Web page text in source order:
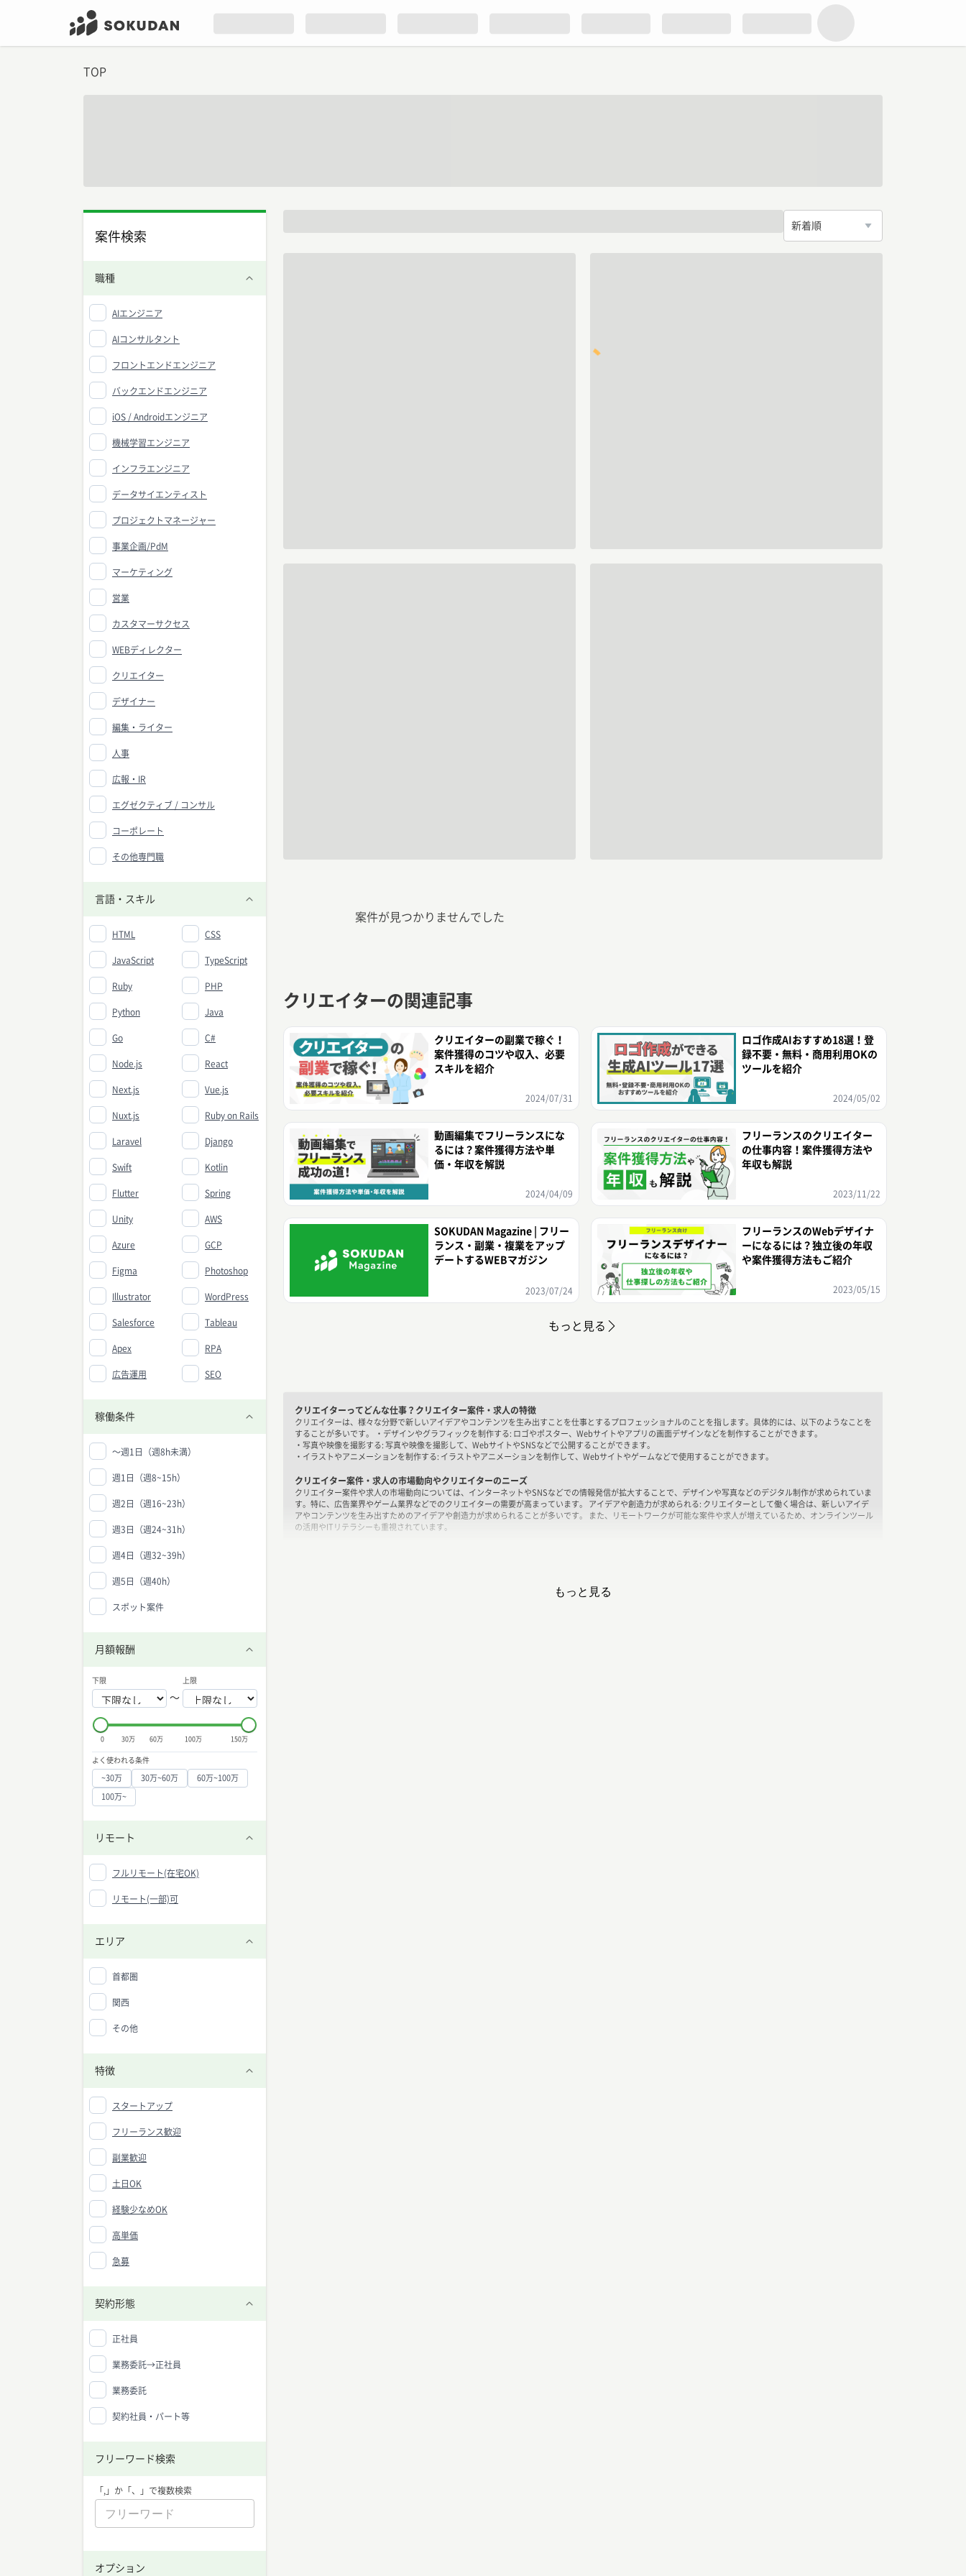
TOP
案件が見つかりませんでした
クリエイターの関連記事
クリエイターの副業で稼ぐ！
案件獲得のコツや収入、必要
スキルを紹介
2024/07/31
ロゴ作成AIおすすめ18選！登
録不要・無料・商用利用OKの
ツールを紹介
2024/05/02
動画編集でフリーランスにな
るには？案件獲得方法や単
価・年収を解説
2024/04/09
フリーランスのクリエイター
の仕事内容！案件獲得方法や
年収も解説
2023/11/22
SOKUDAN Magazine | フリー
ランス・副業・複業をアップ
デートするWEBマガジン
2023/07/24
フリーランスのWebデザイナ
ーになるには？独立後の年収
や案件獲得方法もご紹介
2023/05/15
もっと見る
クリエイターってどんな仕事？クリエイター案件・求人の特徴
クリエイターは、様々な分野で新しいアイデアやコンテンツを生み出すことを仕事とするプロフェッショナルのことを指します。具体的には、以下のようなことを
することが多いです。 ・デザインやグラフィックを制作する: ロゴやポスター、Webサイトやアプリの画面デザインなどを制作することができます。
・写真や映像を撮影する: 写真や映像を撮影して、WebサイトやSNSなどで公開することができます。
・イラストやアニメーションを制作する: イラストやアニメーションを制作して、Webサイトやゲームなどで使用することができます。
クリエイター案件・求人の市場動向やクリエイターのニーズ
クリエイター案件や求人の市場動向については、インターネットやSNSなどでの情報発信が拡大することで、デザインや写真などのデジタル制作が求められていま
す。特に、広告業界やゲーム業界などでのクリエイターの需要が高まっています。 アイデアや創造力が求められる: クリエイターとして働く場合は、新しいアイデ
アやコンテンツを生み出すためのアイデアや創造力が求められることが多いです。 また、リモートワークが可能な案件や求人が増えているため、オンラインツール
の活用やITリテラシーも重視されています。
・アイデアや創造力: クリエイターとして働く場合は、新しいアイデアやコンテンツを生み出すためのアイデアや創造力が求められることが多いです。
・コミュニケーション能力: クリエイターとして働く場合は、クライアントやチームメンバーとのコミュニケーション能力が求められることがあります。
もっと見る
案件検索
職種
AIエンジニア
AIコンサルタント
フロントエンドエンジニア
バックエンドエンジニア
iOS / Androidエンジニア
機械学習エンジニア
インフラエンジニア
データサイエンティスト
プロジェクトマネージャー
事業企画/PdM
マーケティング
営業
カスタマーサクセス
WEBディレクター
クリエイター
デザイナー
編集・ライター
人事
広報・IR
エグゼクティブ / コンサル
コーポレート
その他専門職
言語・スキル
HTML CSS
JavaScript TypeScript
Ruby PHP
Python Java
Go C#
Node.js React
Next.js Vue.js
Nuxt.js Ruby on Rails
Laravel Django
Swift Kotlin
Flutter Spring
Unity AWS
Azure GCP
Figma Photoshop
Illustrator WordPress
Salesforce Tableau
Apex RPA
広告運用 SEO
稼働条件
〜週1日（週8h未満）
週1日（週8~15h）
週2日（週16~23h）
週3日（週24~31h）
週4日（週32~39h）
週5日（週40h）
スポット案件
月額報酬
下限
〜
上限
0 30万 60万 100万 150万
よく使われる条件
~30万 30万~60万 60万~100万
100万~
リモート
フルリモート(在宅OK)
リモート(一部)可
エリア
首都圏
関西
その他
特徴
スタートアップ
フリーランス歓迎
副業歓迎
土日OK
経験少なめOK
高単価
急募
契約形態
正社員
業務委託→正社員
業務委託
契約社員・パート等
フリーワード検索
「,」か「、」で複数検索
オプション